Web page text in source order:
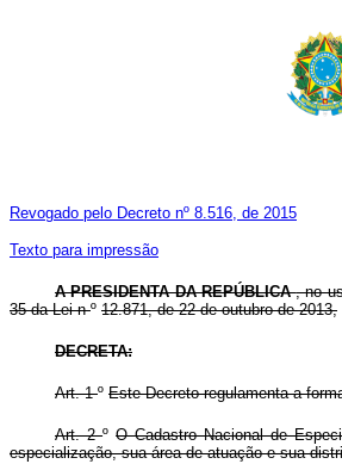
Revogado pelo Decreto nº 8.516, de 2015
Texto para impressão
A PRESIDENTA DA REPÚBLICA, no
35 da Lei nº 12.871, de 22 de outubro de 2013,
DECRETA:
Art. 1º Este Decreto regulamenta a
Art. 2ºO Cadastro Nacional de
especialização, sua área de atuação e sua